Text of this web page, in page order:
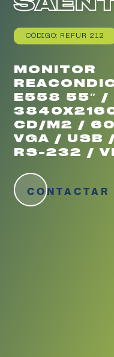
CÓDIGO: REFUR 212
MONITOR
E558 55″ /
CD/M2 /
VGA / USB
RS-232 /
CONTACTAR